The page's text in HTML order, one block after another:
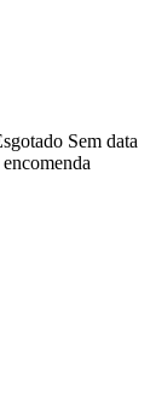
Sem data